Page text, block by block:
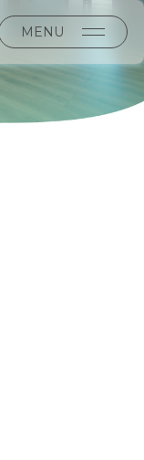
MENU